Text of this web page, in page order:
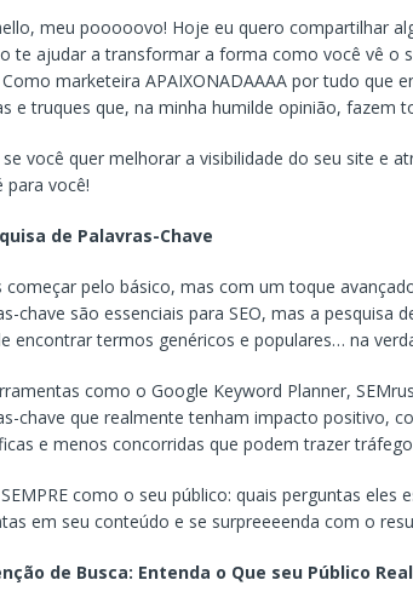
meu pooooovo! Hoje eu quero compartilhar
te ajudar a transformar a forma como você vê o
marketeira APAIXONADAAAA por tudo que
e truques que, na minha humilde opinião, fazem
se você quer melhorar a visibilidade do seu site e
para você!
de Palavras-Chave
começar pelo básico, mas com um toque
chave são essenciais para SEO, mas a pesquisa
encontrar termos genéricos e populares… na
como o Google Keyword Planner,
chave que realmente tenham impacto positivo,
e menos concorridas que podem trazer
como o seu público: quais perguntas eles
em seu conteúdo e se surpreeeenda com o
de Busca: Entenda o Que seu Público